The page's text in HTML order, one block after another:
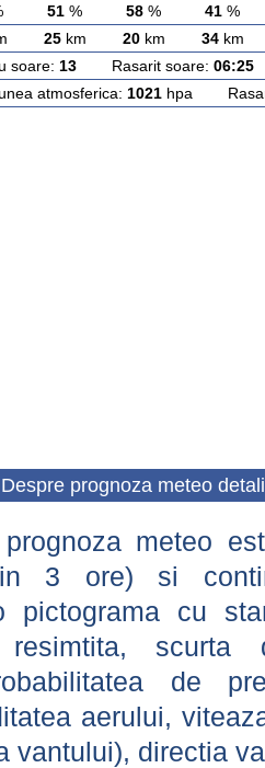
51 % 58 % 41 %
25km 20km 34km
soare: 13Rasarit soare: 06:25
atmosferica: 1021hpa
Despre prognoza meteo
meteo
3 ore) si
pictograma cu
scurta
de
aerului,
vantului), directia